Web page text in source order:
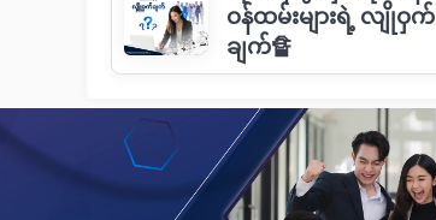
ဝန်ထမ်းများရဲ့ လျိုဝှက်
ချက်🔏